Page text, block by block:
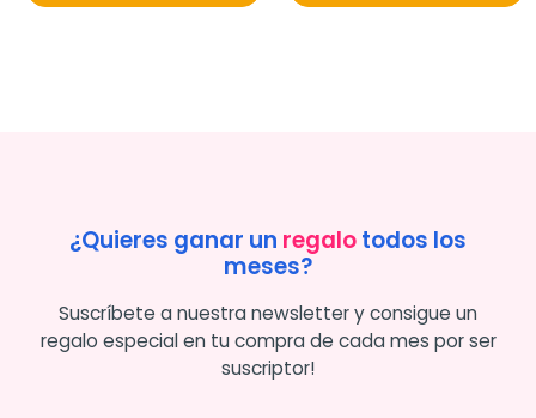
¿Quieres ganar un regalotodos los
meses?
Suscríbete a nuestra newsletter y consigue un
regalo especial en tu compra de cada mes por ser
suscriptor!